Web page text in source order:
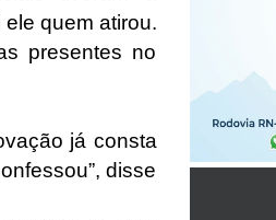
quem atirou.
presentes no
já consta
disse